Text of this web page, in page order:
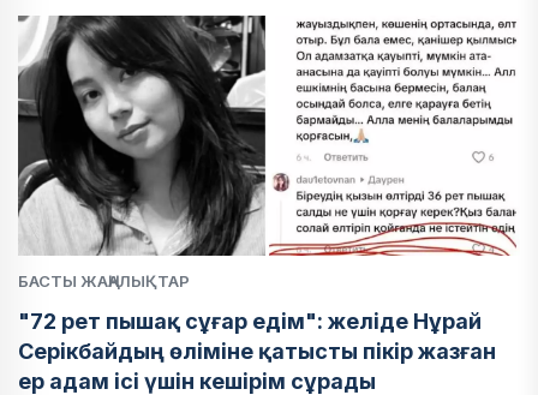
БАСТЫ ЖАҢАЛЫҚТАР
"72 рет пышақ сұғар едім": желіде Нұрай
Серікбайдың өліміне қатысты пікір жазған
ер адам ісі үшін кешірім сұрады